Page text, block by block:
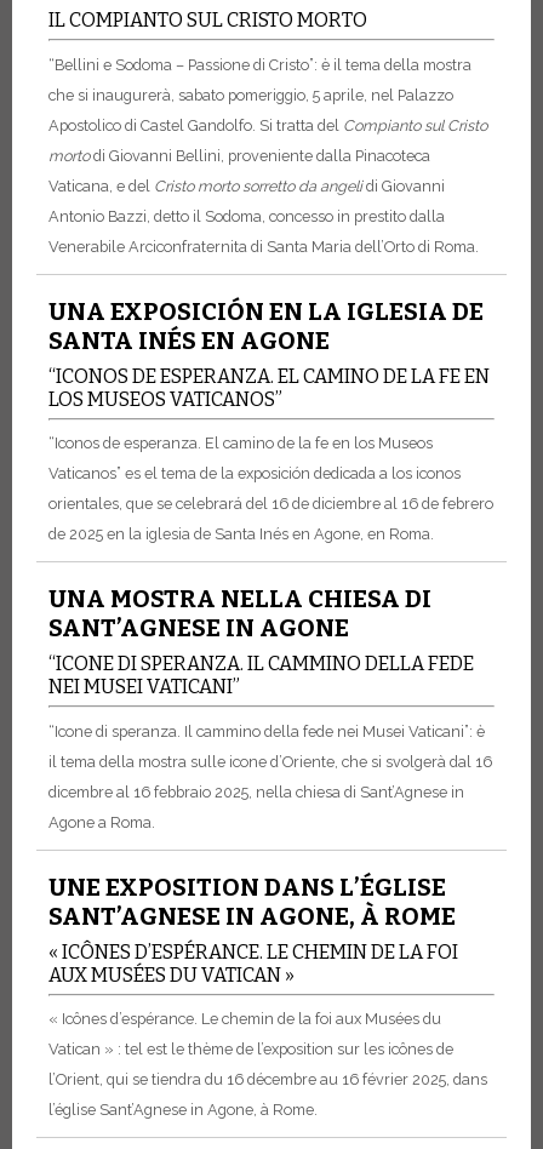
IL COMPIANTO SUL CRISTO MORTO
“Bellini e Sodoma – Passione di Cristo”: è il tema della mostra
che si inaugurerà, sabato pomeriggio, 5 aprile, nel Palazzo
Apostolico di Castel Gandolfo. Si tratta del Compianto sul Cristo
mortodi Giovanni Bellini, proveniente dalla Pinacoteca
Vaticana, e del Cristo morto sorretto da angelidi Giovanni
Antonio Bazzi, detto il Sodoma, concesso in prestito dalla
Venerabile Arciconfraternita di Santa Maria dell’Orto di Roma.
UNA EXPOSICIÓN EN LA IGLESIA DE
SANTA INÉS EN AGONE
“ICONOS DE ESPERANZA. EL CAMINO DE LA FE EN
LOS MUSEOS VATICANOS”
“Iconos de esperanza. El camino de la fe en los Museos
Vaticanos” es el tema de la exposición dedicada a los iconos
orientales, que se celebrará del 16 de diciembre al 16 de febrero
de 2025 en la iglesia de Santa Inés en Agone, en Roma.
UNA MOSTRA NELLA CHIESA DI
SANT’AGNESE IN AGONE
“ICONE DI SPERANZA. IL CAMMINO DELLA FEDE
NEI MUSEI VATICANI”
“Icone di speranza. Il cammino della fede nei Musei Vaticani”: è
il tema della mostra sulle icone d’Oriente, che si svolgerà dal 16
dicembre al 16 febbraio 2025, nella chiesa di Sant’Agnese in
Agone a Roma.
UNE EXPOSITION DANS L’ÉGLISE
SANT’AGNESE IN AGONE, À ROME
« ICÔNES D’ESPÉRANCE. LE CHEMIN DE LA FOI
AUX MUSÉES DU VATICAN »
« Icônes d’espérance. Le chemin de la foi aux Musées du
Vatican » : tel est le thème de l’exposition sur les icônes de
l’Orient, qui se tiendra du 16 décembre au 16 février 2025, dans
l’église Sant’Agnese in Agone, à Rome.